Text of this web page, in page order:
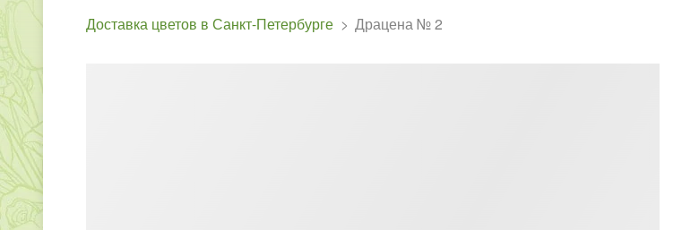
Доставка цветов в Санкт-Петербурге Драцена № 2